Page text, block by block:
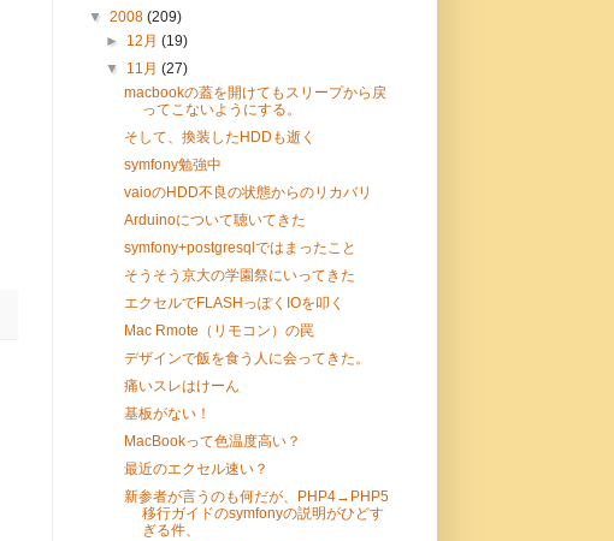
▼ 2008 (209)
► 12月(19)
▼ 11月(27)
macbookの蓋を開けてもスリープから戻
ってこないようにする。
そして、換装したHDDも逝く
symfony勉強中
vaioのHDD不良の状態からのリカバリ
Arduinoについて聴いてきた
symfony+postgresqlではまったこと
そうそう京大の学園祭にいってきた
エクセルでFLASHっぽくIOを叩く
Mac Rmote（リモコン）の罠
デザインで飯を食う人に会ってきた。
痛いスレはけーん
基板がない！
MacBookって色温度高い？
最近のエクセル速い？
新参者が言うのも何だが、PHP4→PHP5
移行ガイドのsymfonyの説明がひどす
ぎる件、